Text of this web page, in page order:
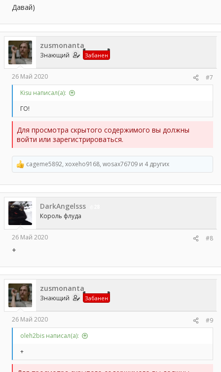
Давай)
zusmonanta
Знающий Забанен
26 Май 2020
#7
Kisu написал(а):
ГО!
Для просмотра скрытого содержимого вы должны
войти или зарегистрироваться.
Р
е
а
к
ц
и
и
cageme5892, xoxeho9168, wosax76709 и 4 других
DarkAngelsss
Король флуда
26 Май 2020 #8
+
zusmonanta
Знающий Забанен
26 Май 2020
#9
oleh2bis написал(а):
+